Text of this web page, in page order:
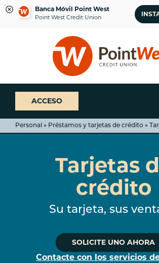
Banca Móvil Point West
Point West Credit Union
sesión
banca
web
¿Qué
podemos
ayudarte
a
ACCESO
Personal » Préstamos y tarjetas de crédito »
Tarjetas
crédito
Su tarjeta, sus
SOLICITE UNO AHORA
Contacte con los servicios